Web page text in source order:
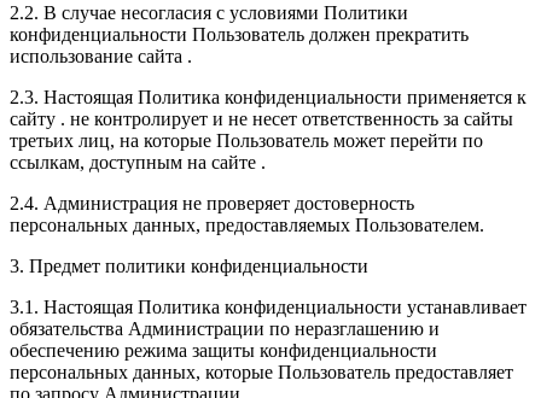
2.2. В случае несогласия с условиями Политики
конфиденциальности Пользователь должен прекратить
использование сайта .
2.3. Настоящая Политика конфиденциальности применяется к
сайту . не контролирует и не несет ответственность за сайты
третьих лиц, на которые Пользователь может перейти по
ссылкам, доступным на сайте .
2.4. Администрация не проверяет достоверность
персональных данных, предоставляемых Пользователем.
3. Предмет политики конфиденциальности
3.1. Настоящая Политика конфиденциальности устанавливает
обязательства Администрации по неразглашению и
обеспечению режима защиты конфиденциальности
персональных данных, которые Пользователь предоставляет
по запросу Администрации